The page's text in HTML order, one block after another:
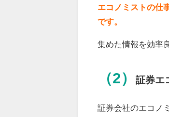
エコノミストの仕
です。
集めた情報を効率
（2）証券エ
証券会社のエコノ